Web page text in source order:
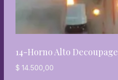
14-Horno Alto Decoupage
$ 14.500,00